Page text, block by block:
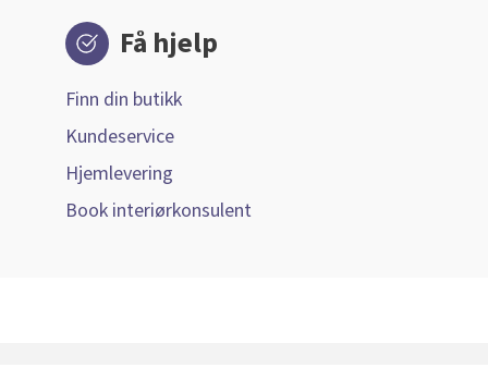
Få hjelp
Finn din butikk
Kundeservice
Hjemlevering
Book interiørkonsulent